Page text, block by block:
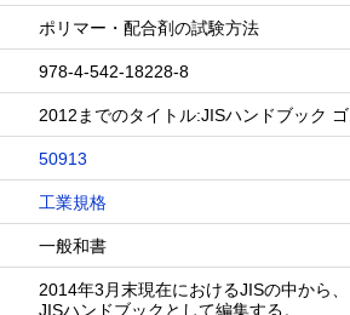
ポリマー・配合剤の試験方法
978-4-542-18228-8
2012までのタイトル:JISハンドブック
50913
工業規格
一般和書
2014年3月末現在におけるJISの中から
JISハンドブックとして編集する。